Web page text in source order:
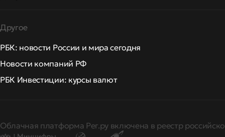
Другое
РБК: новости России и мира сегодня
Новости компаний РФ
РБК Инвестиции: курсы валют
Облачная платформа Рег.ру включена в реестр